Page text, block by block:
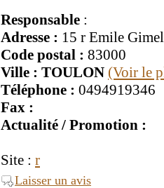
Responsable :
Adresse : 15 r Emile
Code postal : 83000
Ville : TOULON (Voir le
Téléphone : 0494919346
Fax :
Actualité / Promotion :
Site : r
Laisser un avis